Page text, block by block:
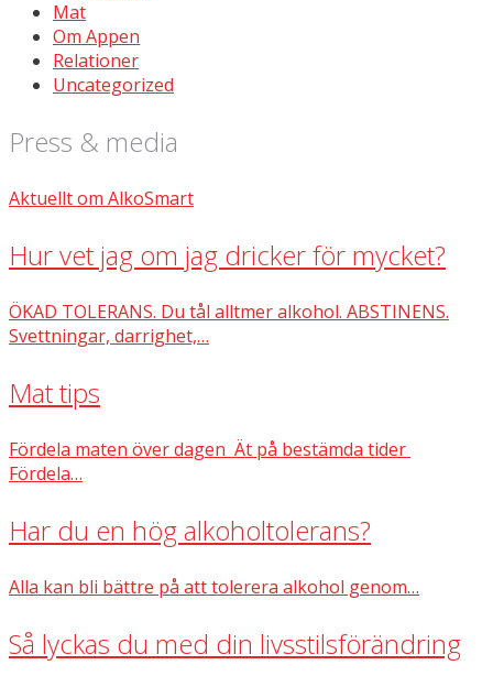
Mat
Om Appen
Relationer
Uncategorized
Press & media
Aktuellt om AlkoSmart
Hur vet jag om jag dricker för mycket?
ÖKAD TOLERANS. Du tål alltmer alkohol. ABSTINENS.
Svettningar, darrighet,…
Mat tips
Fördela maten över dagen Ät på bestämda tider
Fördela…
Har du en hög alkoholtolerans?
Alla kan bli bättre på att tolerera alkohol genom…
Så lyckas du med din livsstilsförändring